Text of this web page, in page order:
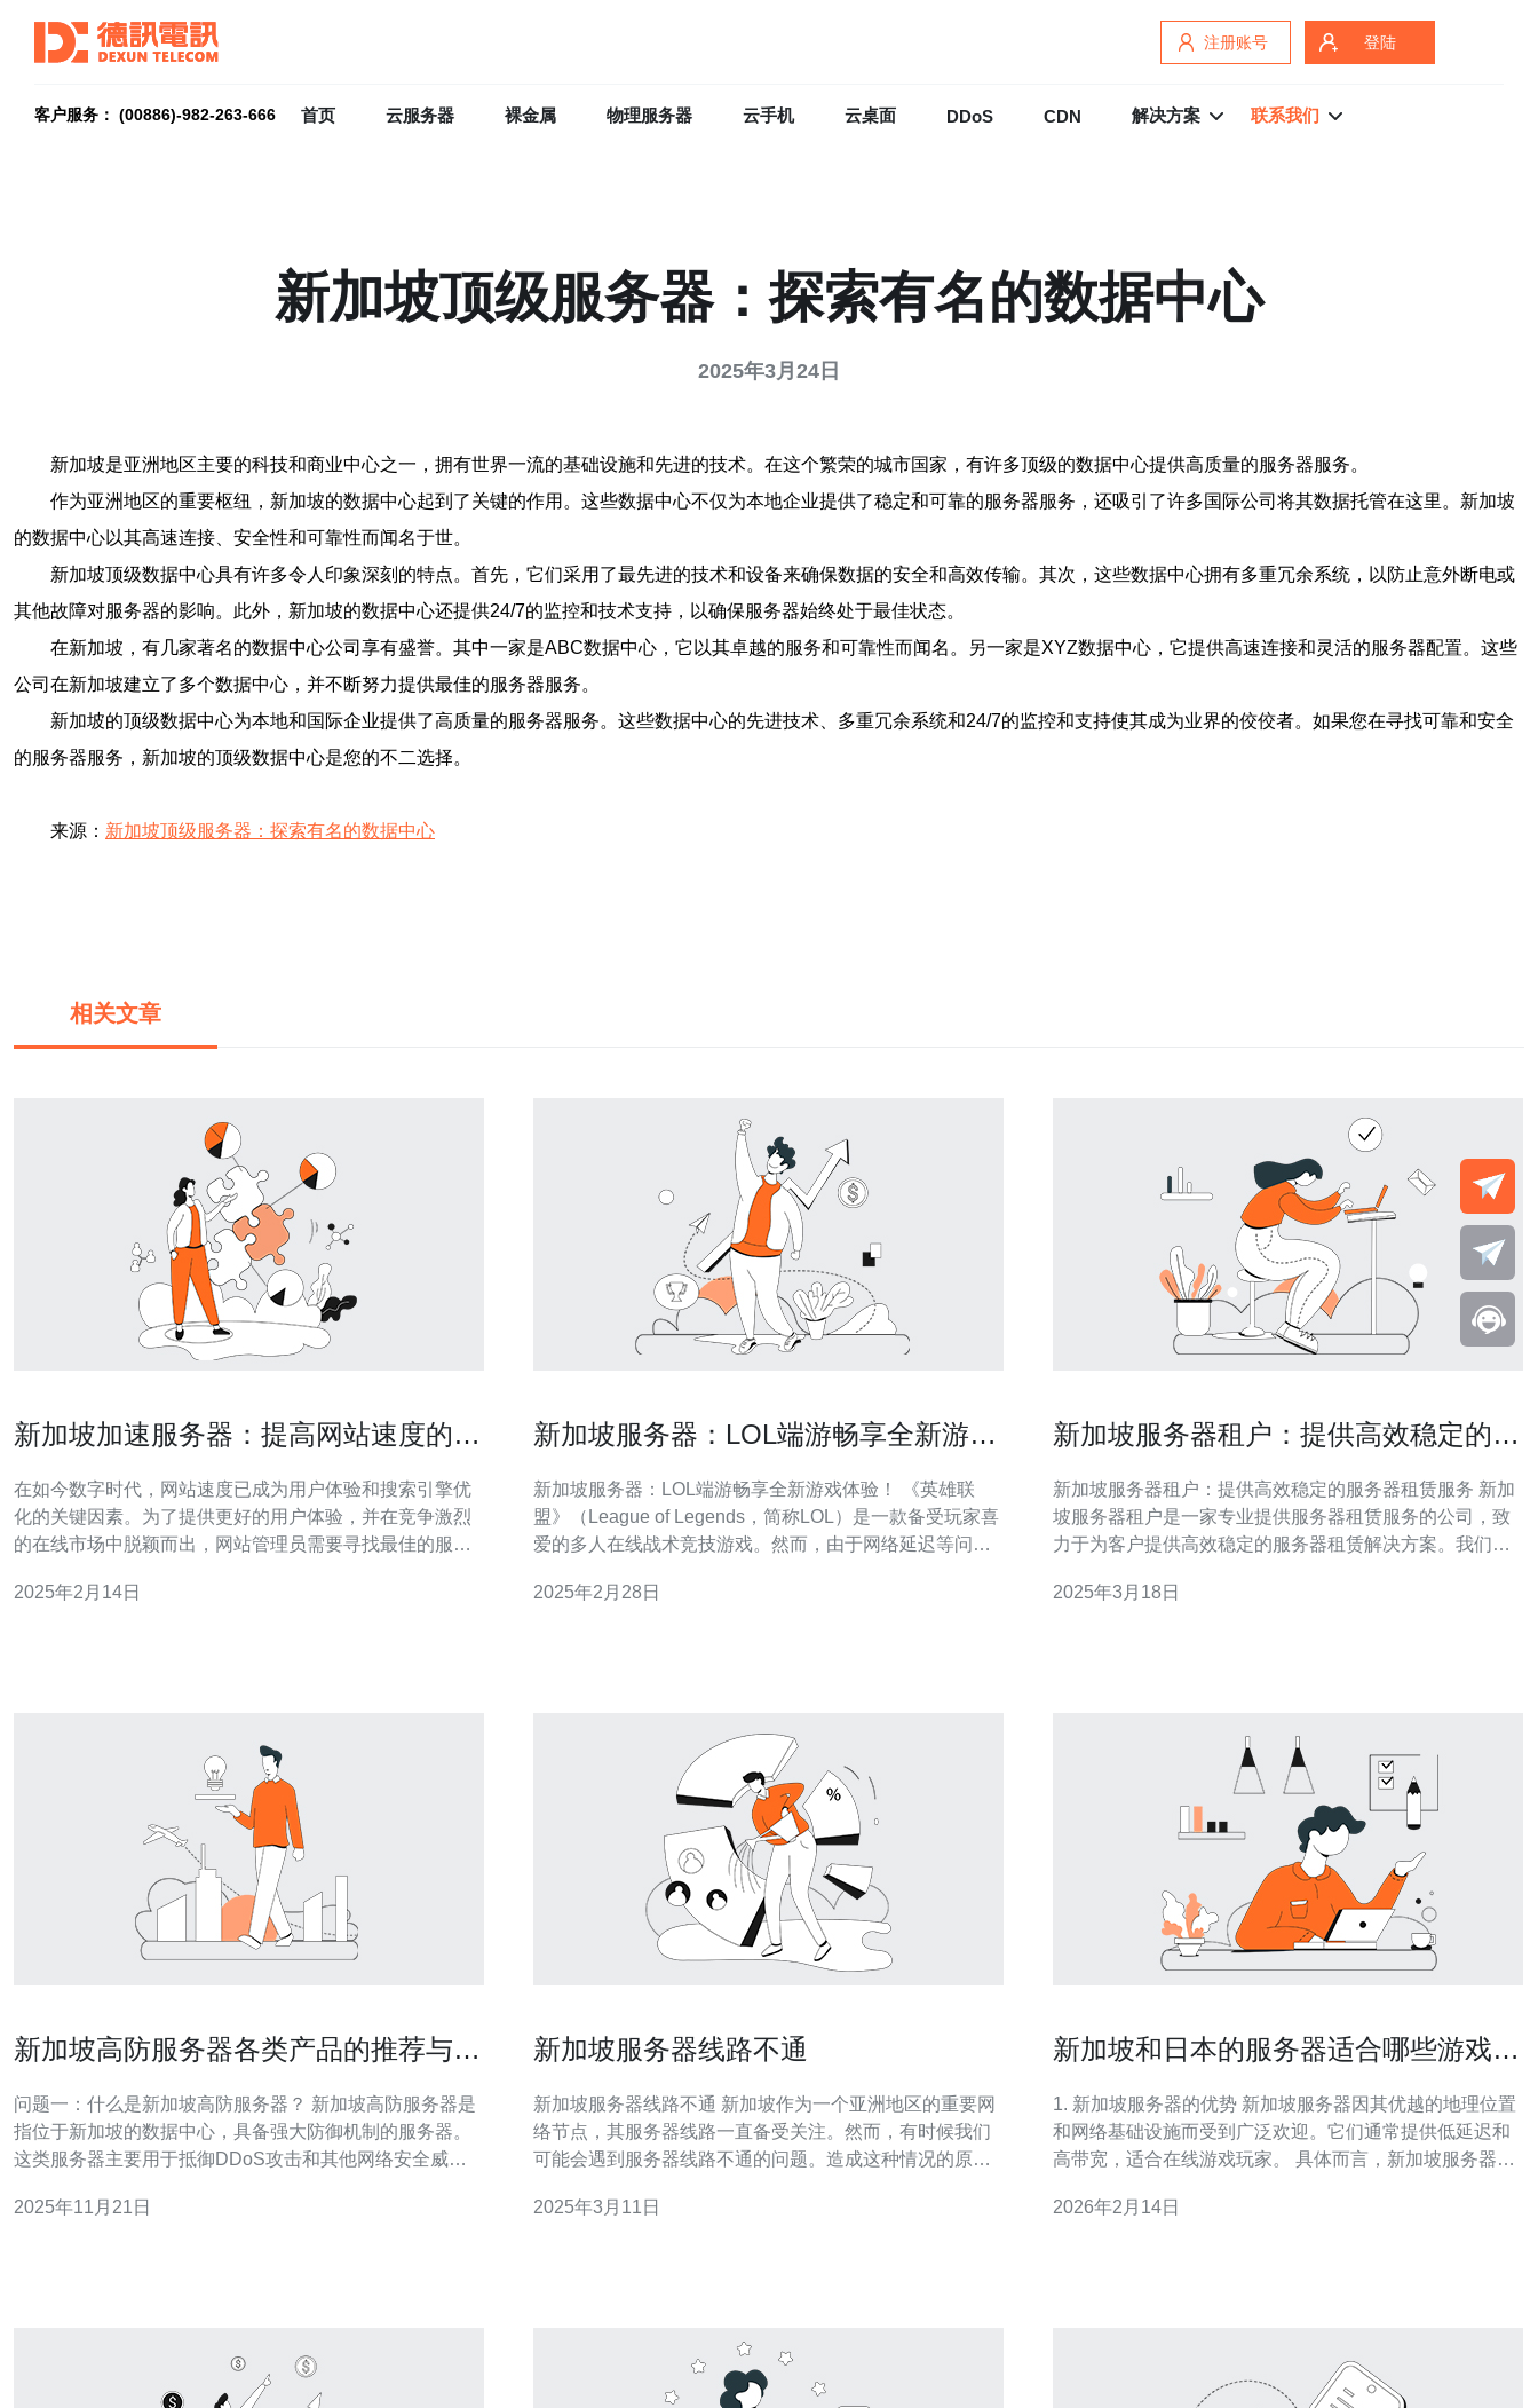
注册账号 登陆
客户服务： (00886)-982-263-666 首页 云服务器 裸金属 物理服务器 云手机 云桌面 DDoS CDN 解决方案 联系我们
新加坡顶级服务器：探索有名的数据中心
2025年3月24日
新加坡是亚洲地区主要的科技和商业中心之一，拥有世界一流的基础设施和先进的技术。在这个繁荣的城市国家，有许多顶级的数据中心提供高质量的服务器服务。
作为亚洲地区的重要枢纽，新加坡的数据中心起到了关键的作用。这些数据中心不仅为本地企业提供了稳定和可靠的服务器服务，还吸引了许多国际公司将其数据托管在这里。新加坡
的数据中心以其高速连接、安全性和可靠性而闻名于世。
新加坡顶级数据中心具有许多令人印象深刻的特点。首先，它们采用了最先进的技术和设备来确保数据的安全和高效传输。其次，这些数据中心拥有多重冗余系统，以防止意外断电或
其他故障对服务器的影响。此外，新加坡的数据中心还提供24/7的监控和技术支持，以确保服务器始终处于最佳状态。
在新加坡，有几家著名的数据中心公司享有盛誉。其中一家是ABC数据中心，它以其卓越的服务和可靠性而闻名。另一家是XYZ数据中心，它提供高速连接和灵活的服务器配置。这些
公司在新加坡建立了多个数据中心，并不断努力提供最佳的服务器服务。
新加坡的顶级数据中心为本地和国际企业提供了高质量的服务器服务。这些数据中心的先进技术、多重冗余系统和24/7的监控和支持使其成为业界的佼佼者。如果您在寻找可靠和安全
的服务器服务，新加坡的顶级数据中心是您的不二选择。
来源： 新加坡顶级服务器：探索有名的数据中心
相关文章
新加坡加速服务器：提高网站速度的最
在如今数字时代，网站速度已成为用户体验和搜索引擎优
化的关键因素。为了提供更好的用户体验，并在竞争激烈
的在线市场中脱颖而出，网站管理员需要寻找最佳的服务
度的最佳选择。 新加坡加速服务器具有以下优势，使其成
2025年2月14日
新加坡服务器：LOL端游畅享全新游戏
新加坡服务器：LOL端游畅享全新游戏体验！ 《英雄联
盟》（League of Legends，简称LOL）是一款备受玩家喜
爱的多人在线战术竞技游戏。然而，由于网络延迟等问
为了解决这个问题，新加坡服务器为全球玩家提供了一个
2025年2月28日
新加坡服务器租户：提供高效稳定的服
新加坡服务器租户：提供高效稳定的服务器租赁服务 新加
坡服务器租户是一家专业提供服务器租赁服务的公司，致
力于为客户提供高效稳定的服务器租赁解决方案。我们拥
服务器租赁服务。 我们的服务器租赁服务采用先进的硬件
2025年3月18日
新加坡高防服务器各类产品的推荐与对
问题一：什么是新加坡高防服务器？ 新加坡高防服务器是
指位于新加坡的数据中心，具备强大防御机制的服务器。
这类服务器主要用于抵御DDoS攻击和其他网络安全威
配备了高级的防火墙、流量清洗和负载均衡等技术，以确
2025年11月21日
新加坡服务器线路不通
新加坡服务器线路不通 新加坡作为一个亚洲地区的重要网
络节点，其服务器线路一直备受关注。然而，有时候我们
可能会遇到服务器线路不通的问题。造成这种情况的原因
维护等原因，服务器所在的网络线路可能会
2025年3月11日
新加坡和日本的服务器适合哪些游戏玩
1. 新加坡服务器的优势 新加坡服务器因其优越的地理位置
和网络基础设施而受到广泛欢迎。它们通常提供低延迟和
高带宽，适合在线游戏玩家。 具体而言，新加坡服务器适
坡位于东南亚，连接周边国家的网络较为稳定。 - 需要频
2026年2月14日